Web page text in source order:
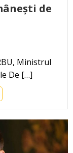
de
Ministrul
De […]